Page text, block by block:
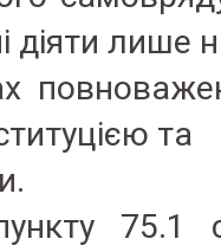
діяти лише
та
75.1